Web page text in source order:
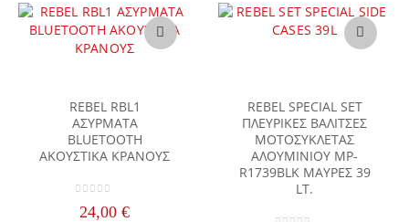
REBEL RBL1
ΑΣΥΡΜΑΤΑ
BLUETOOTH
ΑΚΟΥΣΤΙΚΑ ΚΡΑΝΟΥΣ
24,00€
REBEL SPECIAL SET
ΠΛΕΥΡΙΚΕΣ ΒΑΛΙΤΣΕΣ
ΜΟΤΟΣΥΚΛΕΤΑΣ
ΑΛΟΥΜΙΝΙΟΥ MP-
R1739BLK ΜΑΥΡΕΣ 39
LT.